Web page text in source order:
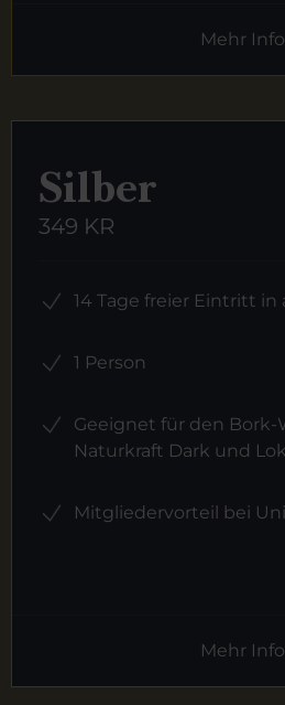
Mehr
Silber
349 KR
14 Tage freier Eintritt in
1 Person
Geeignet für den
Naturkraft Dark und
Mitgliedervorteil bei
Mehr